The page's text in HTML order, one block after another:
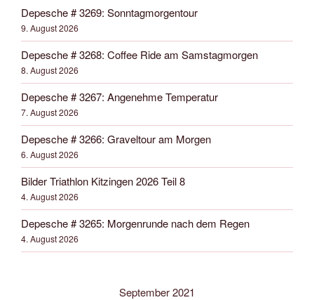
Depesche # 3269: Sonntagmorgentour
9. August 2026
Depesche # 3268: Coffee Ride am Samstagmorgen
8. August 2026
Depesche # 3267: Angenehme Temperatur
7. August 2026
Depesche # 3266: Graveltour am Morgen
6. August 2026
Bilder Triathlon Kitzingen 2026 Teil 8
4. August 2026
Depesche # 3265: Morgenrunde nach dem Regen
4. August 2026
September 2021